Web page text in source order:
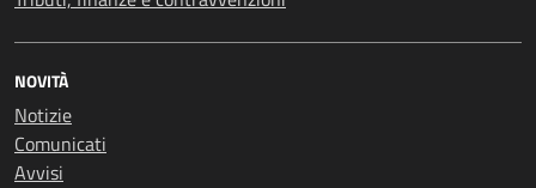
NOVITÀ
Notizie
Comunicati
Avvisi